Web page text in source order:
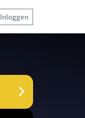
Inloggen